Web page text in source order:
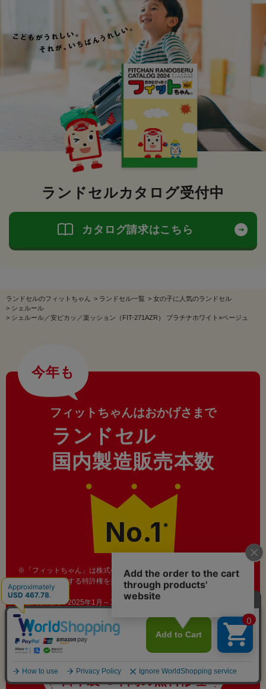
ランドセルカタログ受付中
カタログ請求はこちら
ランドセルのフィットちゃん > ランドセル一覧 > 女の子に人気のランドセル
> シェルール
> シェルール／安ピカッ／楽ッション（FIT-271AZR） プラチナホワイト×ベージュ
今年も
フィットちゃんはおかげさまで
ランドセル
国内製造販売本数
No.1 ※
※「フィットちゃん」は株式会社ハシモトが商標権および背負いベルト
取り付け具に関する特許権を持ち、複数社で製造販売するランドセルブ
ランドです。
調査対象期間：2025年1月～12月 ／ 調査範囲：メーカーに限る ／ 調査
機関：株式会社東京商工リサーチ
日本製・6年間の無料修理